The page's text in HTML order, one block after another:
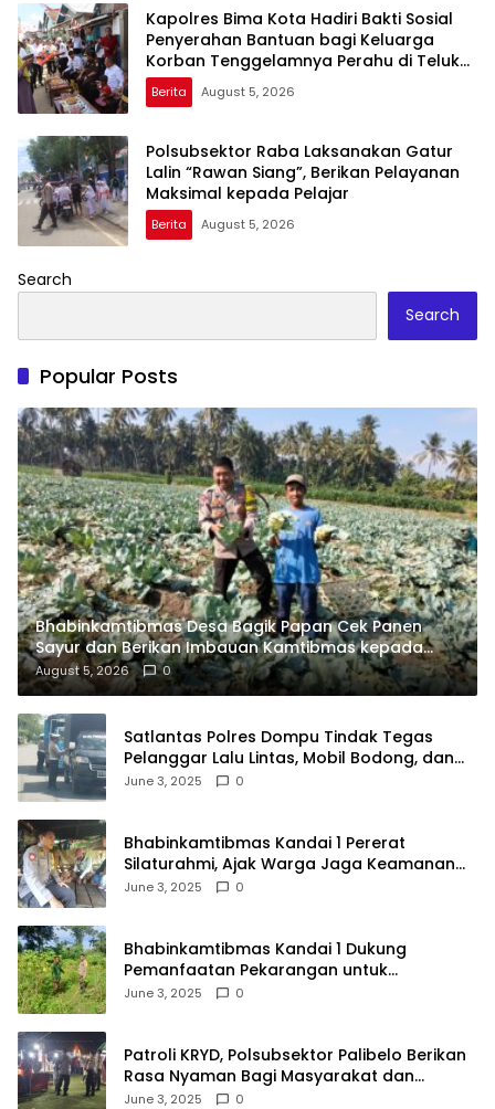
Kapolres Bima Kota Hadiri Bakti Sosial
Penyerahan Bantuan bagi Keluarga
Korban Tenggelamnya Perahu di Teluk
Bima
Berita August 5, 2026
Polsubsektor Raba Laksanakan Gatur
Lalin “Rawan Siang”, Berikan Pelayanan
Maksimal kepada Pelajar
Berita August 5, 2026
Search
Search
Popular Posts
Bhabinkamtibmas Desa Bagik Papan Cek Panen
Sayur dan Berikan Imbauan Kamtibmas kepada
Warga
August 5, 2026 0
Satlantas Polres Dompu Tindak Tegas
Pelanggar Lalu Lintas, Mobil Bodong, dan
Kendaraan Tak Bayar Pajak
June 3, 2025 0
Bhabinkamtibmas Kandai 1 Pererat
Silaturahmi, Ajak Warga Jaga Keamanan
Lingkungan
June 3, 2025 0
Bhabinkamtibmas Kandai 1 Dukung
Pemanfaatan Pekarangan untuk
Ketahanan Pangan Menuju Indonesia Emas
June 3, 2025 0
Patroli KRYD, Polsubsektor Palibelo Berikan
Rasa Nyaman Bagi Masyarakat dan
Antisipasi Aksi Menjurus Premanisme
June 3, 2025 0